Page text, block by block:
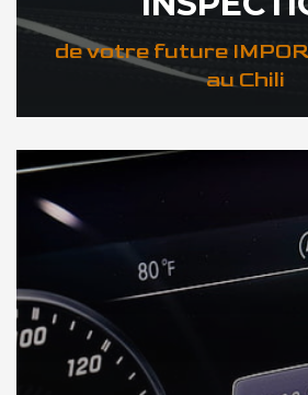
de votre future
au Chili
DÉCOUVREZ VOTRE INSPECTION